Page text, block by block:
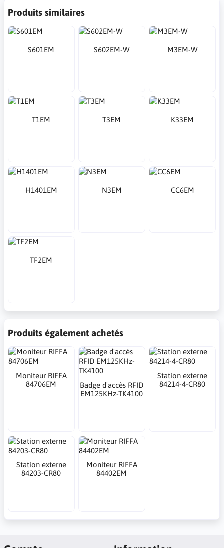
Produits similaires
S601EM S602EM-W M3EM-W
T1EM T3EM K33EM
H1401EM N3EM CC6EM
TF2EM
Produits également achetés
Moniteur RIFFA
84706EM
Badge d'accès RFID
EM125KHz-TK4100
Station externe
84214-4-CR80
Station externe
84203-CR80
Moniteur RIFFA
84402EM